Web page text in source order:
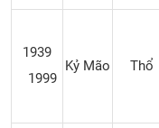
1939
1999
Kỷ Mão Thổ